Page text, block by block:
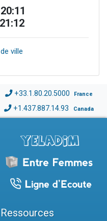
20:11
21:12
ville
+33.1.80.20.5000 France
+1.437.887.14.93 Canada
Ressources